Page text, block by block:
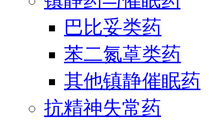
巴比妥类药
苯二氮䓬类药
其他镇静催眠药
抗精神失常药